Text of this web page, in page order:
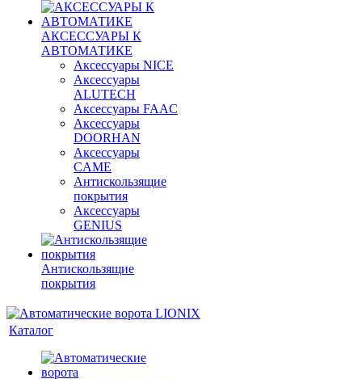
АКСЕССУАРЫ К
АВТОМАТИКЕ
Аксессуары NICE
Аксессуары
ALUTECH
Аксессуары FAAC
Аксессуары
DOORHAN
Аксессуары
CAME
Антискользящие
покрытия
Аксессуары
GENIUS
Антискользящие
покрытия
Каталог